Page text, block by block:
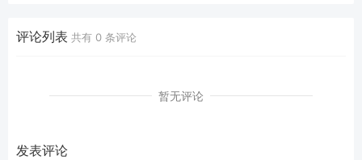
评论列表 共有 0 条评论
暂无评论
发表评论